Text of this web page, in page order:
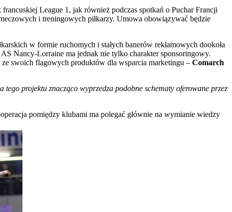
League 1, jak również podczas spotkań o Puchar Francji
i treningowych piłkarzy. Umowa obowiązywać będzie
w formie ruchomych i stałych banerów reklamowych dookoła
Nancy-Lorraine ma jednak nie tylko charakter sponsoringowy.
swoich flagowych produktów dla wsparcia marketingu – Comarch
projektu znacząco wyprzedza podobne schematy oferowane przez
pomiędzy klubami ma polegać głównie na wymianie wiedzy